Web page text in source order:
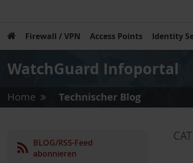
Firewall / VPN Access Points Identity
WatchGuard Infoportal
Home Technischer Blog
BLOG/RSS-Feed
abonnieren